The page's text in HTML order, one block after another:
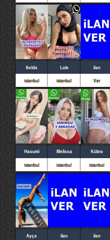
Selda
istanbul
Lale
istanbul
ilan
Ver
Hasumi
istanbul
Melissa
istanbul
Kübra
istanbul
Ayça ilan ilan